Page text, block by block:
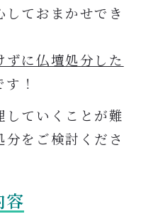
ておまかせでき
に仏壇処分した
！
していくことが難
をご検討くださ
容